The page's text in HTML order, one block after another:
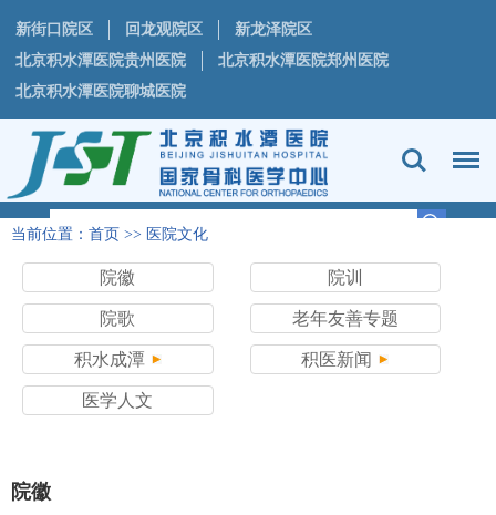
新街口院区 回龙观院区
新龙泽院区
北京积水潭医院贵州医院
北京积水潭医院郑州医院
北京积水潭医院聊城医院
当前位置： 首页 >> 医院文化
院徽 院训
院歌 老年友善专题
积水成潭 积医新闻
医学人文
院徽